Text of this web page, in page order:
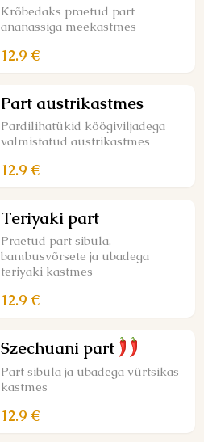
Krõbedaks praetud part
ananassiga meekastmes
12.9 €
Part austrikastmes
Pardilihatükid köögiviljadega
valmistatud austrikastmes
12.9 €
Teriyaki part
Praetud part sibula,
bambusvõrsete ja ubadega
teriyaki kastmes
12.9 €
Szechuani part
Part sibula ja ubadega vürtsikas
kastmes
12.9 €